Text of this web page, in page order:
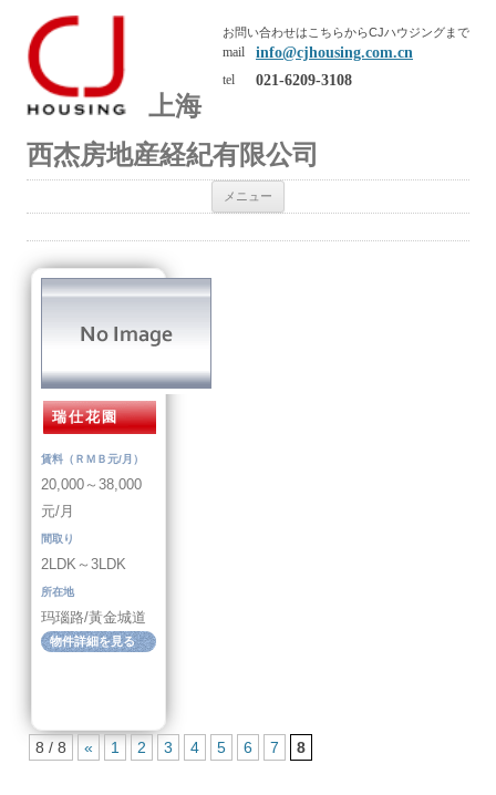
お問い合わせはこちらからCJハウジングまで
mail info@cjhousing.com.cn
tel 021-6209-3108
上海
西杰房地産経紀有限公司
メニュー
瑞仕花園
賃料（ＲＭＢ元/月）
20,000～38,000
元/月
間取り
2LDK～3LDK
所在地
玛瑙路/黃金城道
物件詳細を見る
8 / 8 « 1 2 3 4 5 6 7 8